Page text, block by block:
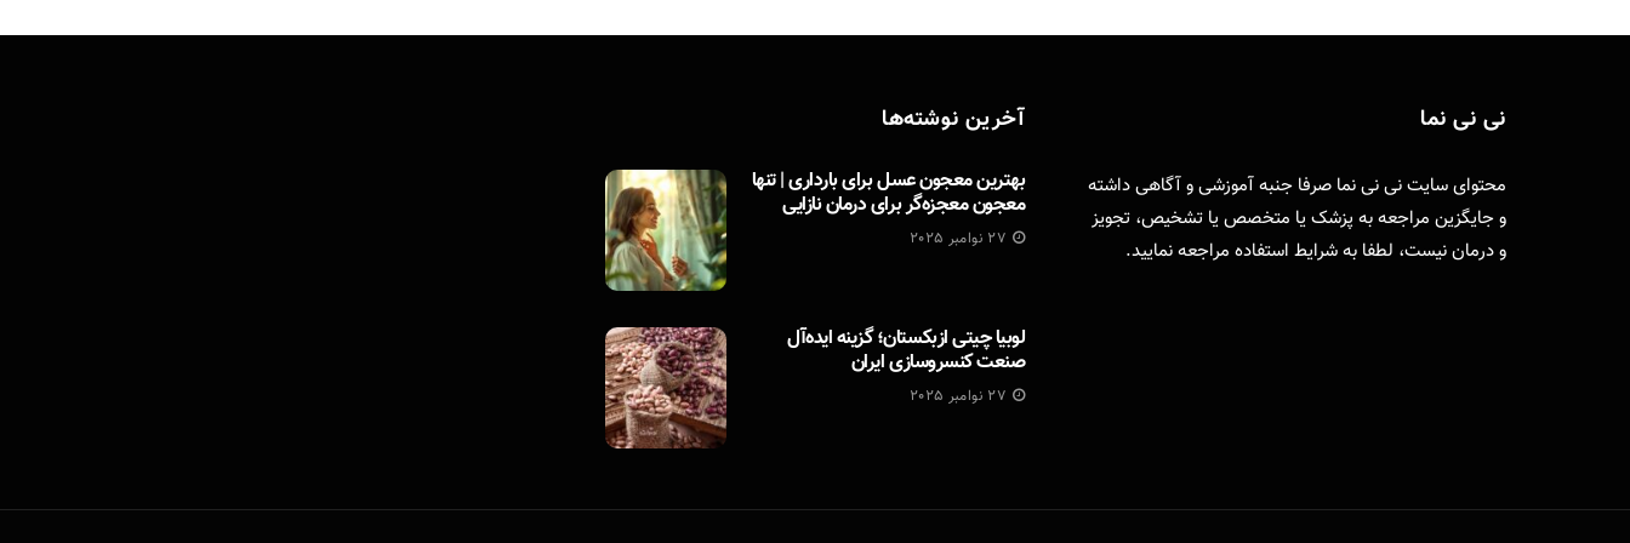
نی نی نما
محتوای سایت نی نی نما صرفا جنبه آموزشی و آگاهی داشته
و جایگزین مراجعه به پزشک یا متخصص یا تشخیص، تجویز
و درمان نیست، لطفا بهشرایط استفاده مراجعه نمایید.
آخرین نوشته‌ها
بهترین معجون عسل برای بارداری | تنها
معجون معجزه‌گر برای درمان نازایی
27 نوامبر 2025
لوبیا چیتی ازبکستان؛ گزینه ایده‌آل
صنعت کنسروسازی ایران
27 نوامبر 2025